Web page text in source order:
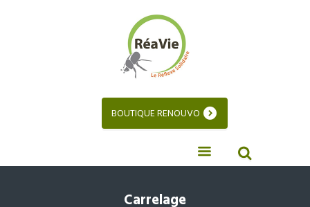
BOUTIQUE RENOUVO
Carrelage